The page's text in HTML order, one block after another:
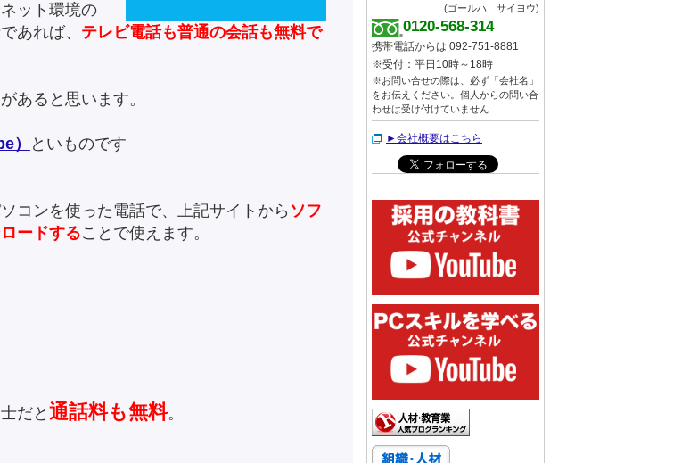
ット環境の
あれば、 テレビ電話も普通の会話も無料で
あると思います。
） といものです
コンを使った電話で、上記サイトから ソフ
ードすることで使えます。
だと通話料も無料。
(ゴールハ サイヨウ)
0120-568-314
携帯電話からは 092-751-8881
※受付：平日10時～18時
※お問い合せの際は、必ず「会社名」
をお伝えください。個人からの問い合
わせは受け付けていません
►会社概要はこちら